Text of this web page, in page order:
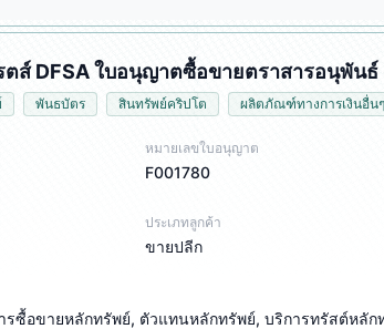
ตส์ DFSA ใบอนุญาตซื้อขายตราสารอนุพันธ์
พันธบัตร สินทรัพย์คริปโต ผลิตภัณฑ์ทางการเงินอื่นๆ
หมายเลขใบอนุญาต
F001780
ประเภทลูกค้า
ขายปลีก
รซื้อขายหลักทรัพย์, ตัวแทนหลักทรัพย์, บริการทรัสต์หลัก